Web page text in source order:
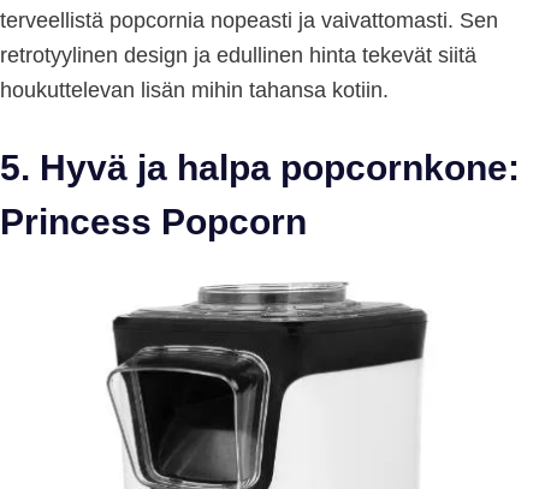
terveellistä popcornia nopeasti ja vaivattomasti. Sen
retrotyylinen design ja edullinen hinta tekevät siitä
houkuttelevan lisän mihin tahansa kotiin.
5. Hyvä ja halpa popcornkone:
Princess Popcorn